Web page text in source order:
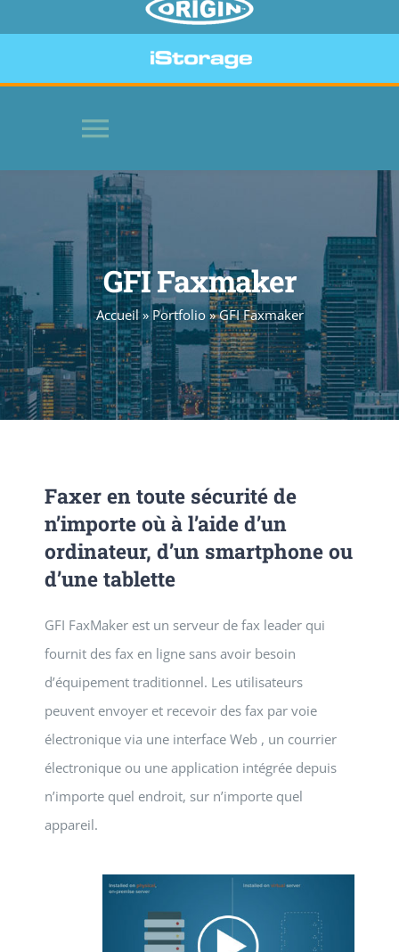
Toggle
Navigation
LOGICIELS
PÉRIPHÉRIQUES SÉCURISÉS
SITE WEB
NEWS
CONTACT
GFI Faxmaker
Accueil» Portfolio»GFI Faxmaker
Faxer en toute sécurité de
n’importe où à l’aide d’un
ordinateur, d’un smartphone ou
d’une tablette
GFI FaxMaker est un serveur de fax leader qui
fournit des fax en ligne sans avoir besoin
d’équipement traditionnel. Les utilisateurs
peuvent envoyer et recevoir des fax par voie
électronique via une interface Web , un courrier
électronique ou une application intégrée depuis
n’importe quel endroit, sur n’importe quel
appareil.